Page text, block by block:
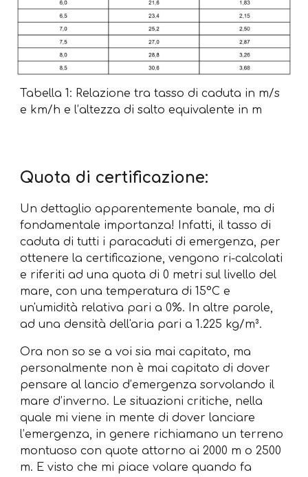
Tabella 1: Relazione tra tasso di caduta in m/s
e km/h e l’altezza di salto equivalente in m
Quota di certificazione:
Un dettaglio apparentemente banale, ma di
fondamentale importanza! Infatti, il tasso di
caduta di tutti i paracaduti di emergenza, per
ottenere la certificazione, vengono ri-calcolati
e riferiti ad una quota di 0 metri sul livello del
mare, con una temperatura di 15°C e
un'umidità relativa pari a 0%. In altre parole,
ad una densità dell'aria pari a 1.225 kg/m³.
Ora non so se a voi sia mai capitato, ma
personalmente non è mai capitato di dover
pensare al lancio d’emergenza sorvolando il
mare d’inverno. Le situazioni critiche, nella
quale mi viene in mente di dover lanciare
l’emergenza, in genere richiamano un terreno
montuoso con quote attorno ai 2000 m o 2500
m. E visto che mi piace volare quando fa